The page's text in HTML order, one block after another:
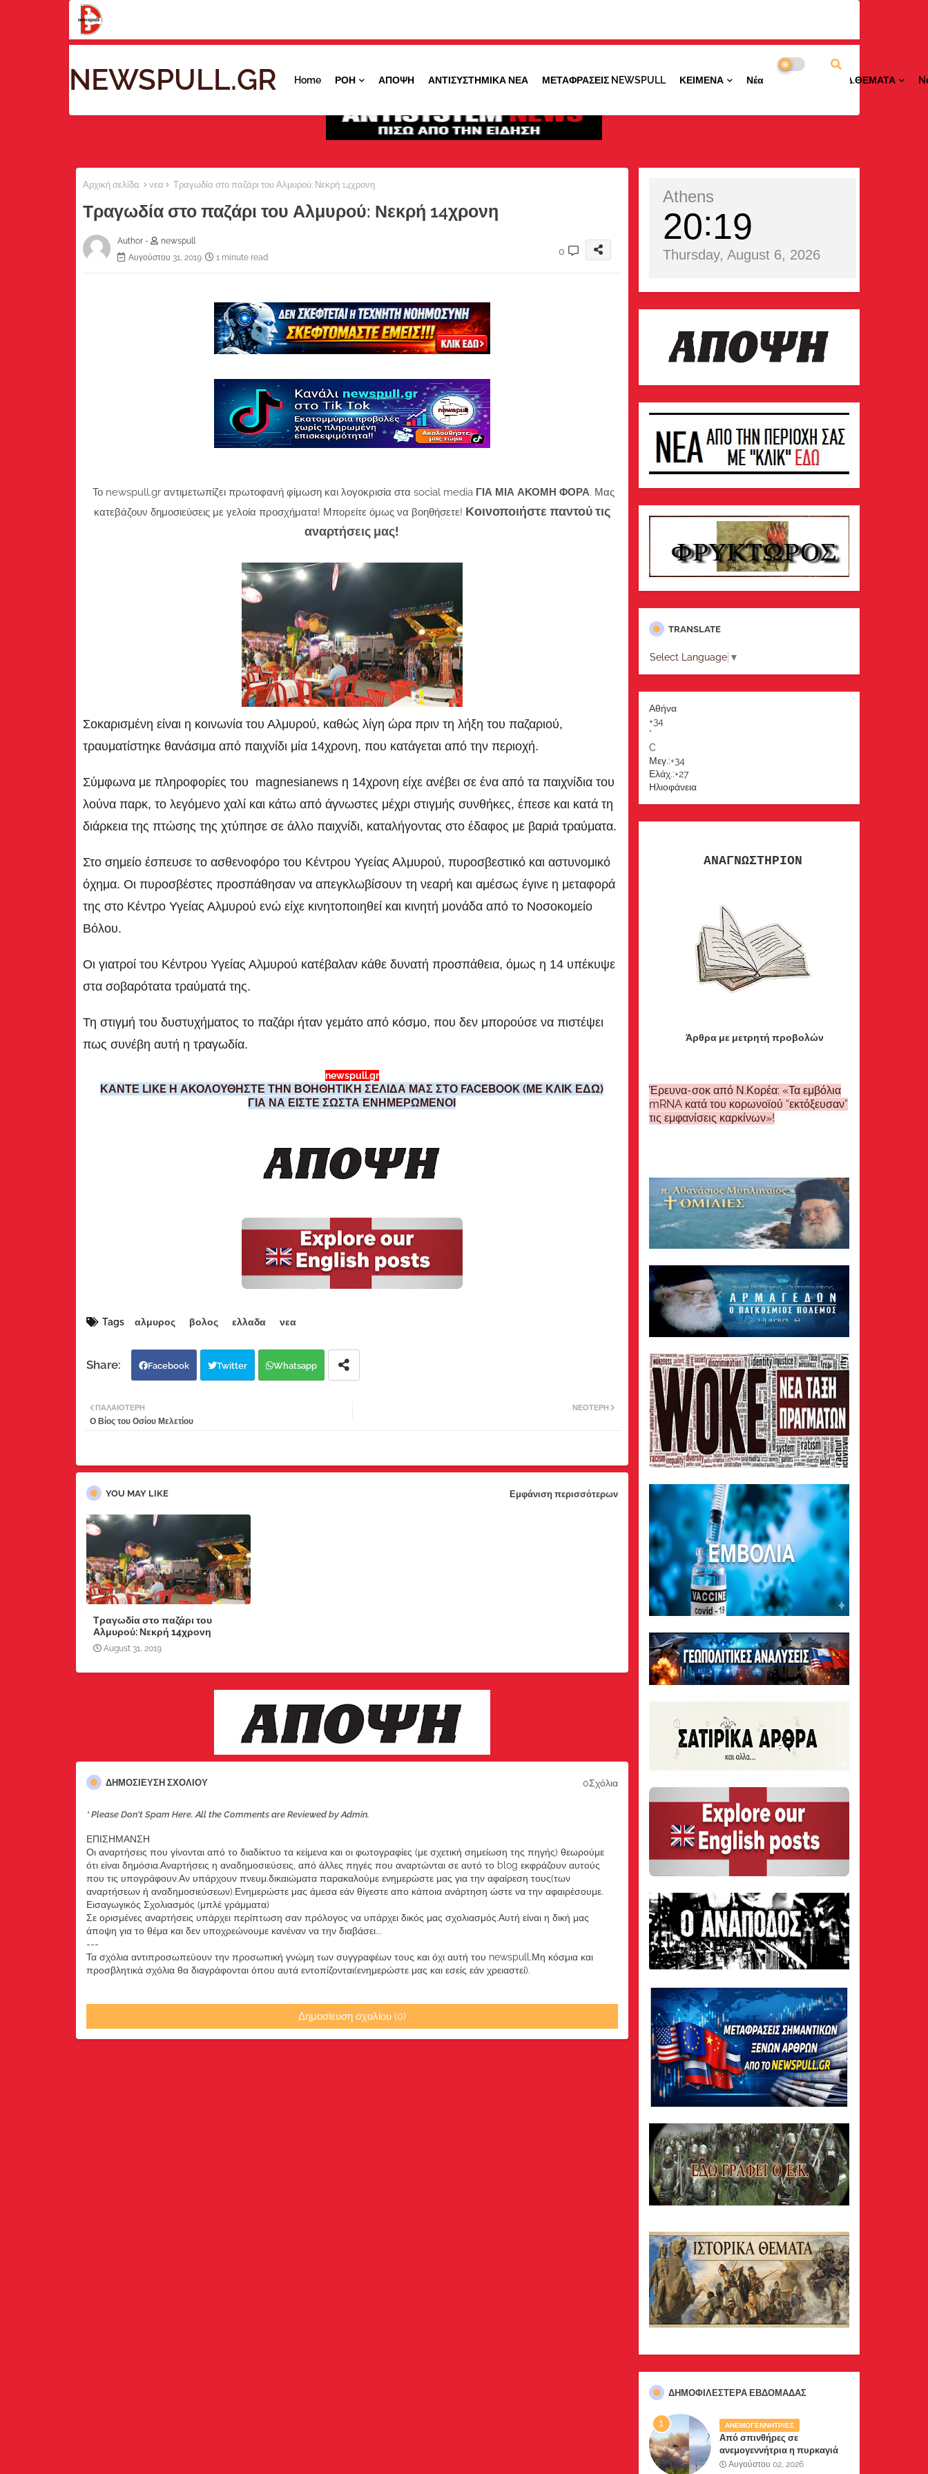
NEWSPULL.GR Home ΡΟΗ ΑΠΟΨΗ ΑΝΤΙΣΥΣΤΗΜΙΚΑ ΝΕΑ ΜΕΤΑΦΡΑΣΕΙΣ NEWSPULL ΚΕΙΜΕΝΑ ΝέαΠΕΡΙΟΧΩΝ ΕΙΔ.ΘΕΜΑΤΑ
Αρχική σελίδα νεα Τραγωδία στο παζάρι του Αλμυρού: Νεκρή 14χρονη
Τραγωδία στο παζάρι του Αλμυρού: Νεκρή 14χρονη
Author -
newspull
Αυγούστου 31, 2019
1 minute read
0
Το newspull.gr αντιμετωπίζει πρωτοφανή φίμωση και λογοκρισία στα social media ΓΙΑ ΜΙΑ ΑΚΟΜΗ ΦΟΡΑ. Μας
κατεβάζουν δημοσιεύσεις με γελοία προσχήματα! Μπορείτε όμως να βοηθήσετε! Κοινοποιήστε παντού τις
αναρτήσεις μας!
Σοκαρισμένη είναι η κοινωνία του Αλμυρού, καθώς λίγη ώρα πριν τη λήξη του παζαριού,
τραυματίστηκε θανάσιμα από παιχνίδι μία 14χρονη, που κατάγεται από την περιοχή.
Σύμφωνα με πληροφορίες του magnesianews η 14χρονη είχε ανέβει σε ένα από τα παιχνίδια του
λούνα παρκ, το λεγόμενο χαλί και κάτω από άγνωστες μέχρι στιγμής συνθήκες, έπεσε και κατά τη
διάρκεια της πτώσης της χτύπησε σε άλλο παιχνίδι, καταλήγοντας στο έδαφος με βαριά τραύματα.
Στο σημείο έσπευσε το ασθενοφόρο του Κέντρου Υγείας Αλμυρού, πυροσβεστικό και αστυνομικό
όχημα. Οι πυροσβέστες προσπάθησαν να απεγκλωβίσουν τη νεαρή και αμέσως έγινε η μεταφορά
της στο Κέντρο Υγείας Αλμυρού ενώ είχε κινητοποιηθεί και κινητή μονάδα από το Νοσοκομείο
Βόλου.
Οι γιατροί του Κέντρου Υγείας Αλμυρού κατέβαλαν κάθε δυνατή προσπάθεια, όμως η 14 υπέκυψε
στα σοβαρότατα τραύματά της.
Τη στιγμή του δυστυχήματος το παζάρι ήταν γεμάτο από κόσμο, που δεν μπορούσε να πιστέψει
πως συνέβη αυτή η τραγωδία.
newspull.gr
ΚΑΝΤΕ LIKE Η ΑΚΟΛΟΥΘΗΣΤΕ ΤΗΝ ΒΟΗΘΗΤΙΚΗ ΣΕΛΙΔΑ ΜΑΣ ΣΤΟ FACEBOOK (ΜΕ ΚΛΙΚ ΕΔΩ)
ΓΙΑ ΝΑ ΕΙΣΤΕ ΣΩΣΤΑ ΕΝΗΜΕΡΩΜΕΝΟΙ
Tags αλμυρος βολος ελλαδα νεα
Facebook Twitter Whatsapp
ΝΕΌΤΕΡΗ
ΠΑΛΑΙΌΤΕΡΗ
Ο Βίος του Οσίου Μελετίου
YOU MAY LIKE Εμφάνιση περισσότερων
Τραγωδία στο παζάρι του
Αλμυρού: Νεκρή 14χρονη
August 31, 2019
ΔΗΜΟΣΊΕΥΣΗ ΣΧΟΛΊΟΥ 0Σχόλια
* Please Don't Spam Here. All the Comments are Reviewed by Admin.
ΕΠΙΣΗΜΑΝΣΗ
Οι αναρτήσεις που γίνονται από το διαδίκτυο τα κείμενα και οι φωτογραφίες (με σχετική σημείωση της πηγής) θεωρούμε
ότι είναι δημόσια.Αναρτήσεις η αναδημοσιεύσεις, από άλλες πηγές που αναρτώνται σε αυτό το blog εκφράζουν αυτούς
που τις υπογράφουν.Αν υπάρχουν πνευμ.δικαιώματα παρακαλούμε ενημερώστε μας για την αφαίρεση τους(των
αναρτήσεων ή αναδημοσιεύσεων).Ενημερώστε μας άμεσα εάν θίγεστε απο κάποια ανάρτηση ώστε να την αφαιρέσουμε.
Εισαγωγικός Σχολιασμός (μπλέ γράμματα)
Σε ορισμένες αναρτήσεις υπάρχει περίπτωση σαν πρόλογος να υπάρχει δικός μας σχολιασμός.Αυτή είναι η δική μας
άποψη για το θέμα και δεν υποχρεώνουμε κανέναν να την διαβάσει...
---
Τα σχόλια αντιπροσωπεύουν την προσωπική γνώμη των συγγραφέων τους και όχι αυτή του newspull.Μη κόσμια και
προσβλητικά σχόλια θα διαγράφονται όπου αυτά εντοπίζονται(ενημερώστε μας και εσείς εάν χρειαστεί).
Δημοσίευση σχολίου (0)
Athens
20 19
Thursday, August 6, 2026
TRANSLATE
Select Language ▼
Αθήνα
+34
°
C
Μεγ.:+34
Ελάχ.:+27
Ηλιοφάνεια
ΑΝΑΓΝΩΣΤΗΡΙΟΝ
Άρθρα με μετρητή προβολών
Έρευνα-σοκ από Ν.Κορέα: «Τα εμβόλια
mRNA κατά του κορωνοϊού “εκτόξευσαν”
τις εμφανίσεις καρκίνων»!
ΔΗΜΟΦΙΛΈΣΤΕΡΑ ΕΒΔΟΜΆΔΑΣ
ΑΝΕΜΟΓΕΝΝΗΤΡΙΕΣ
Από σπινθήρες σε
ανεμογεννήτρια η πυρκαγιά
σε Βοιωτία-Αττική .Δύο
Αυγούστου 02, 2026
λαμβάνετε ειδοποιήσεις για σημαντικά θέματά